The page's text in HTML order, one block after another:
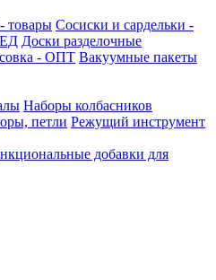
товары Сосиски и сардельки -
Доски разделочные
- ОПТ Вакуумные пакеты
Наборы колбасников
петли Режущий инструмент
добавки для